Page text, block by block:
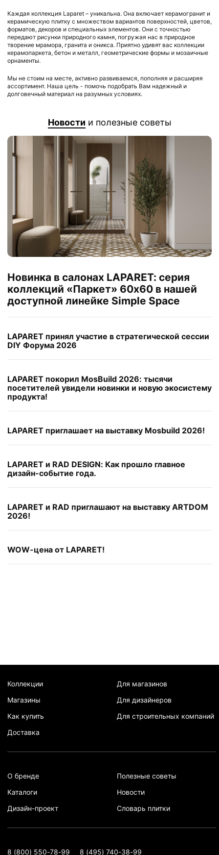
Каждая коллекция Laparet – уникальна. Она включает керамогранит и
керамическую плитку с множеством вариантов поверхностей, цветов,
форматов, декоров и специальных элементов. Они с точностью
передают рисунки природного камня, погружая нас в природное
творение мрамора, гранита и оникса. Приятно удивят вас коллекции
керамопаркета, бетон и металл, геометрические формы и мозаичные
орнаменты.
Мы не стоим на месте, активно развиваемся, пополняя и расширяя
ассортимент. Наша цель - помочь подобрать Вам надежный и
долговечный материал на разумных условиях.
Новости и полезные советы
Новинка в салонах LAPARET: серия
коллекций «Паркет» 60х60 в нашей
доступной линейке Simple Space
LAPARET принял участие в стратегической сессии
DIY Форума 2026
LAPARET покорил MosBuild 2026: тысячи
посетителей увидели новинки и новую экосистему
продукта!
LAPARET приглашает на выставку Mosbuild 2026!
LAPARET и RAD DESIGN: Как прошло главное
дизайн-событие года.
LAPARET и RAD приглашают на выставку ARTDOM
2026!
WOW-цена от LAPARET!
Коллекции
Магазины
Как купить
Доставка
Для магазинов
Для дизайнеров
Для строительных компаний
О бренде
Каталоги
Дизайн-проект
Полезные советы
Новости
Словарь плитки
8 (800) 550-78-99 8 (495) 740-38-99